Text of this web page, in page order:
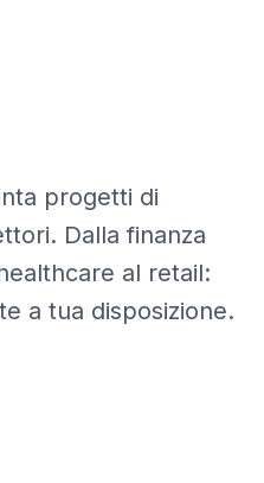
progetti di
Dalla finanza
al retail:
a tua disposizione.